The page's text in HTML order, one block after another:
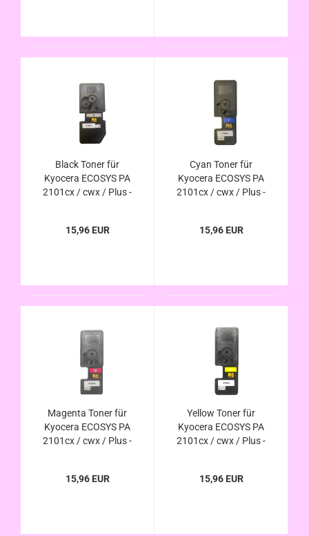
Black Toner für
Kyocera ECOSYS PA
2101cx / cwx / Plus -
15,96 EUR
Cyan Toner für
Kyocera ECOSYS PA
2101cx / cwx / Plus -
15,96 EUR
Magenta Toner für
Kyocera ECOSYS PA
2101cx / cwx / Plus -
15,96 EUR
Yellow Toner für
Kyocera ECOSYS PA
2101cx / cwx / Plus -
15,96 EUR